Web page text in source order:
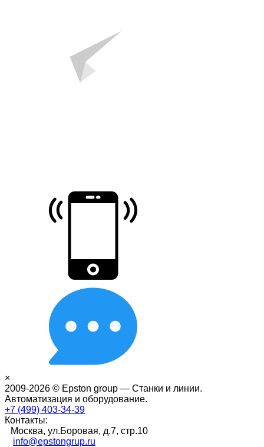
×
2009-2026 © Epston group — Станки и линии.
Автоматизация и оборудование.
+7 (499) 403-34-39
Контакты:
Москва, ул.Боровая, д.7, стр.10
info@epstongrup.ru